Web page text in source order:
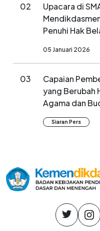
02
Upacara di
Penuhi Hak
05 Januari 2026
03
Capaian
yang Berubah
Agama dan
Siaran Pers